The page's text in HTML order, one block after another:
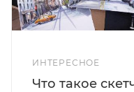
ИНТЕРЕСНОЕ
Что такое